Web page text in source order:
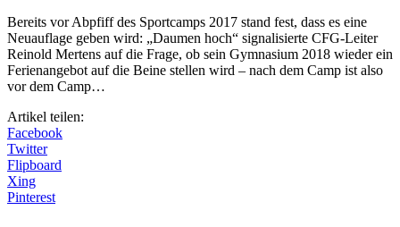
Bereits vor Abpfiff des Sportcamps 2017 stand fest, dass es eine
Neuauflage geben wird: „Daumen hoch“ signalisierte CFG-Leiter
Reinold Mertens auf die Frage, ob sein Gymnasium 2018 wieder ein
Ferienangebot auf die Beine stellen wird – nach dem Camp ist also
vor dem Camp…
Artikel teilen:
Facebook
Twitter
Flipboard
Xing
Pinterest